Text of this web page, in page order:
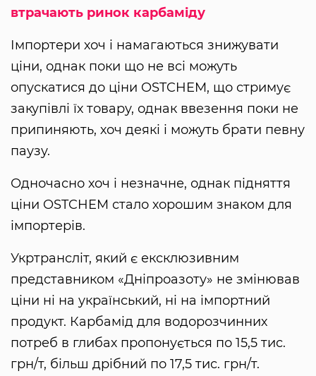
втрачають ринок карбаміду
Імпортери хоч і намагаються знижувати
ціни, однак поки що не всі можуть
опускатися до ціни OSTCHEM, що стримує
закупівлі їх товару, однак ввезення поки не
припиняють, хоч деякі і можуть брати певну
паузу.
Одночасно хоч і незначне, однак підняття
ціни OSTCHEM стало хорошим знаком для
імпортерів.
Укртрансліт, який є ексклюзивним
представником «Дніпроазоту» не змінював
ціни ні на український, ні на імпортний
продукт. Карбамід для водорозчинних
потреб в глибах пропонується по 15,5 тис.
грн/т, більш дрібний по 17,5 тис. грн/т.